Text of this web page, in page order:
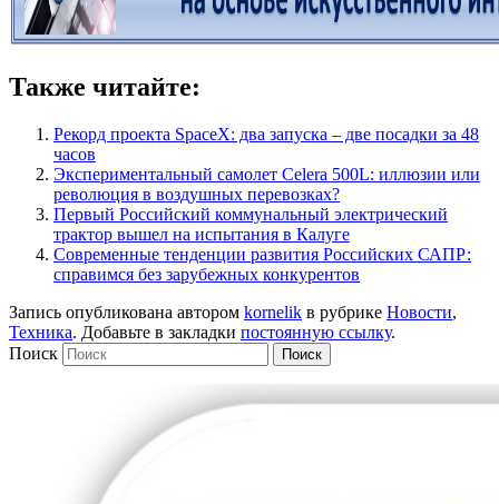
Также читайте:
Рекорд проекта SpaceX: два запуска – две посадки за 48
часов
Экспериментальный самолет Celera 500L: иллюзии или
революция в воздушных перевозках?
Первый Российский коммунальный электрический
трактор вышел на испытания в Калуге
Современные тенденции развития Российских САПР:
справимся без зарубежных конкурентов
Запись опубликована автором kornelik в рубрике Новости,
Техника. Добавьте в закладки постоянную ссылку.
Поиск